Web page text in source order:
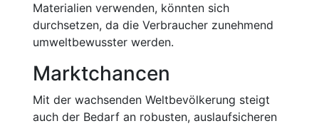
Materialien verwenden, könnten sich
durchsetzen, da die Verbraucher zunehmend
umweltbewusster werden.
Marktchancen
Mit der wachsenden Weltbevölkerung steigt
auch der Bedarf an robusten, auslaufsicheren